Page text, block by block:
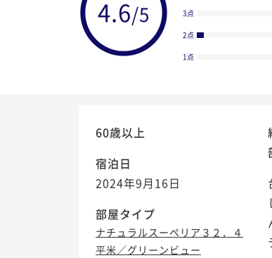
3点
2点
1点
60歳以上
宿泊日
2024年9月16日
部屋タイプ
ナチュラルスーペリア３２．４
平米／グリーンビュー